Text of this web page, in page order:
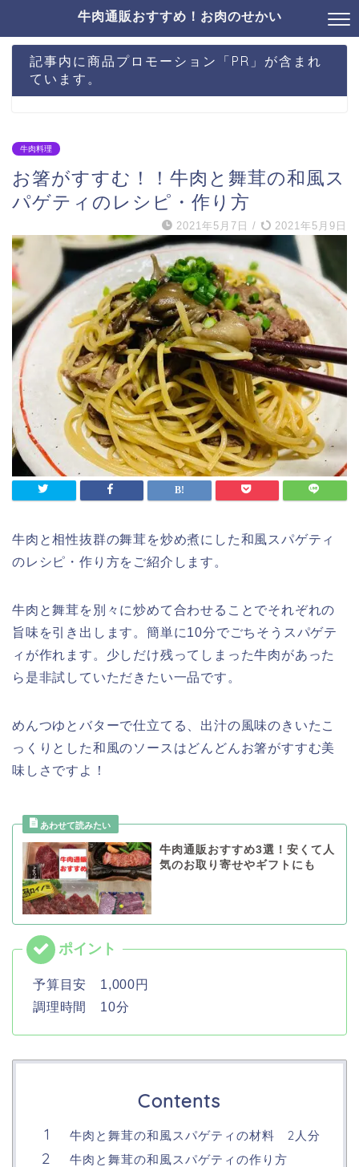
牛肉通販おすすめ！お肉のせかい
記事内に商品プロモーション「PR」が含まれ
ています。
牛肉料理
お箸がすすむ！！牛肉と舞茸の和風ス
パゲティのレシピ・作り方
2021年5月7日 / 2021年5月9日
牛肉と相性抜群の舞茸を炒め煮にした和風スパゲティ
のレシピ・作り方をご紹介します。
牛肉と舞茸を別々に炒めて合わせることでそれぞれの
旨味を引き出します。簡単に10分でごちそうスパゲテ
ィが作れます。少しだけ残ってしまった牛肉があった
ら是非試していただきたい一品です。
めんつゆとバターで仕立てる、出汁の風味のきいたこ
っくりとした和風のソースはどんどんお箸がすすむ美
味しさですよ！
牛肉通販おすすめ3選！安くて人
気のお取り寄せやギフトにも
予算目安 1,000円
調理時間 10分
Contents
牛肉と舞茸の和風スパゲティの材料 2人分
牛肉と舞茸の和風スパゲティの作り方